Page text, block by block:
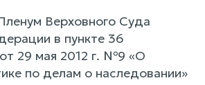
Верховного Суда
в пункте 36
29 мая 2012 г. №9 «О
по делам о наследовании»